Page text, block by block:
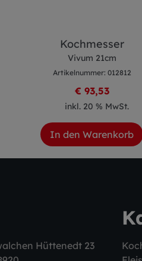
Kochmesser
Vivum 21cm
Artikelnummer: 012812
€ 93,53
inkl. 20 % MwSt.
In den Warenkorb
Hüttenedt 23